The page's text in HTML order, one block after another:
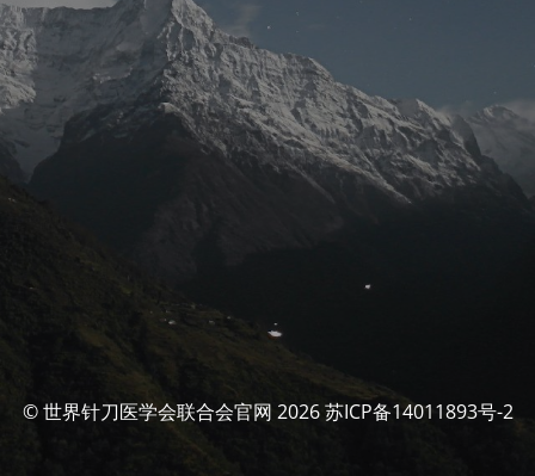
© 世界针刀医学会联合会官网 2026 苏ICP备14011893号-2